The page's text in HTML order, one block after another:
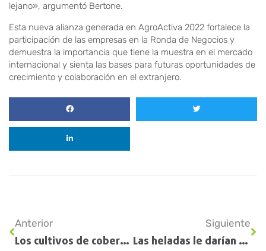
lejano», argumentó Bertone.
Esta nueva alianza generada en AgroActiva 2022 fortalece la
participación de las empresas en la Ronda de Negocios y
demuestra la importancia que tiene la muestra en el mercado
internacional y sienta las bases para futuras oportunidades de
crecimiento y colaboración en el extranjero.
Anterior
Los cultivos de cobertura disminuyen los procesos de erosión hídrica
Siguiente
Las heladas le darían una mano a la demorada cosecha de maíz tardío